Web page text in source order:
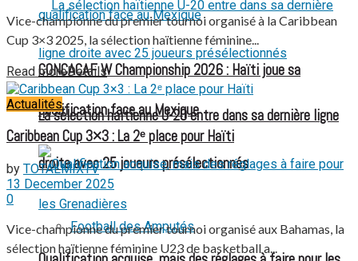
La sélection haïtienne U-20 entre dans sa dernière ligne
droite avec 25 joueurs présélectionnés
Football des Amputés
CONCACAF W Championship 2026 : Haïti joue sa
qualification face au Mexique
Vice-championne du premier tournoi organisé à la Caribbean
Cup 3×3 2025, la sélection haïtienne féminine...
Read moreDetails
Actualités
Caribbean Cup 3×3 : La 2ᵉ place pour Haïti
by TOTALMIXTV
13 December 2025
0
Vice-championne du premier tournoi organisé aux Bahamas, la
sélection haïtienne féminine U23 de basketball a...